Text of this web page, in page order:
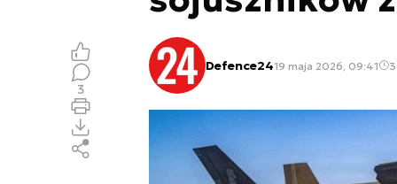
Defence2419 maja 2026, 09:41 3
3